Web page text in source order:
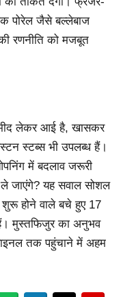
पोरेल जैसे बल्लेबाज
रणनीति को मजबूत
लेकर आई है, खासकर
स्टब्स भी उपलब्ध हैं।
में बदलाव जरूरी
जाएंगे? यह सवाल सोशल
होने वाले बचे हुए 17
मुस्तफिजुर का अनुभव
तक पहुंचाने में अहम